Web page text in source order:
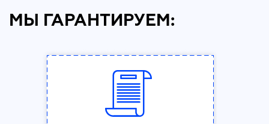
МЫ ГАРАНТИРУЕМ: